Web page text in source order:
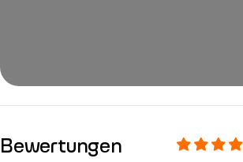
Bewertungen